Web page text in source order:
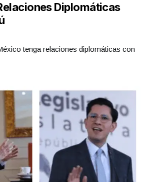
Diplomáticas
tenga relaciones diplomáticas con